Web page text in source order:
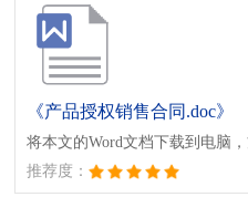
《产品授权销售合同.doc》
将本文的Word文档下载到电脑
推荐度：